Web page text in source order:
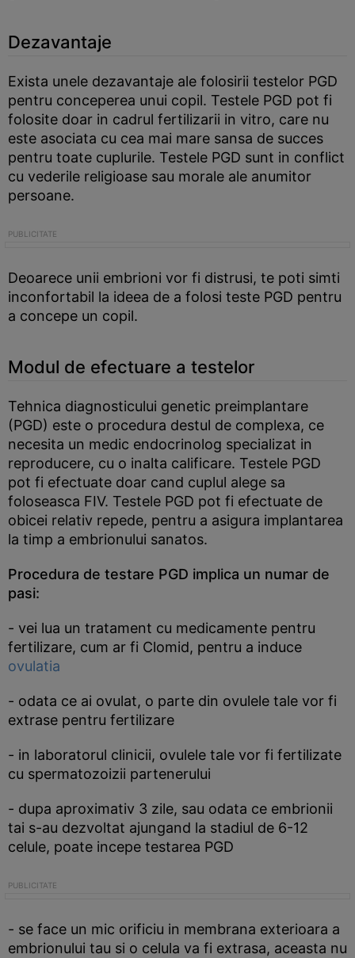
Dezavantaje
Exista unele dezavantaje ale folosirii testelor PGD
pentru conceperea unui copil. Testele PGD pot fi
folosite doar in cadrul fertilizarii in vitro, care nu
este asociata cu cea mai mare sansa de succes
pentru toate cuplurile. Testele PGD sunt in conflict
cu vederile religioase sau morale ale anumitor
persoane.
Deoarece unii embrioni vor fi distrusi, te poti simti
inconfortabil la ideea de a folosi teste PGD pentru
a concepe un copil.
Modul de efectuare a testelor
Tehnica diagnosticului genetic preimplantare
(PGD) este o procedura destul de complexa, ce
necesita un medic endocrinolog specializat in
reproducere, cu o inalta calificare. Testele PGD
pot fi efectuate doar cand cuplul alege sa
foloseasca FIV. Testele PGD pot fi efectuate de
obicei relativ repede, pentru a asigura implantarea
la timp a embrionului sanatos.
Procedura de testare PGD implica un numar de
pasi:
- vei lua un tratament cu medicamente pentru
fertilizare, cum ar fi Clomid, pentru a induce
ovulatia
- odata ce ai ovulat, o parte din ovulele tale vor fi
extrase pentru fertilizare
- in laboratorul clinicii, ovulele tale vor fi fertilizate
cu spermatozoizii partenerului
- dupa aproximativ 3 zile, sau odata ce embrionii
tai s-au dezvoltat ajungand la stadiul de 6-12
celule, poate incepe testarea PGD
- se face un mic orificiu in membrana exterioara a
embrionului tau si o celula va fi extrasa, aceasta nu